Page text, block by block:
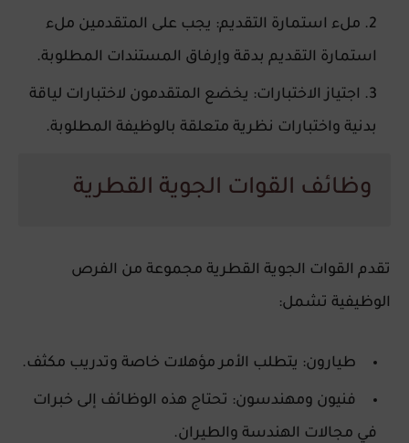
ملء استمارة التقديم: يجب على المتقدمين ملء
استمارة التقديم بدقة وإرفاق المستندات المطلوبة.
اجتياز الاختبارات: يخضع المتقدمون لاختبارات لياقة
بدنية واختبارات نظرية متعلقة بالوظيفة المطلوبة.
وظائف القوات الجوية القطرية
تقدم القوات الجوية القطرية مجموعة من الفرص
الوظيفية تشمل:
طيارون: يتطلب الأمر مؤهلات خاصة وتدريب مكثف.
فنيون ومهندسون: تحتاج هذه الوظائف إلى خبرات
في مجالات الهندسة والطيران.